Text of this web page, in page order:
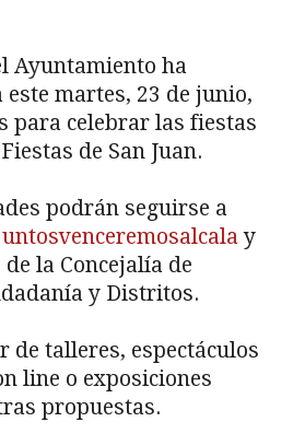
Ayuntamiento ha
martes, 23 de junio,
para celebrar las fiestas
de San Juan.
podrán seguirse a
y
la Concejalía de
y Distritos.
de talleres, espectáculos
line o exposiciones
propuestas.